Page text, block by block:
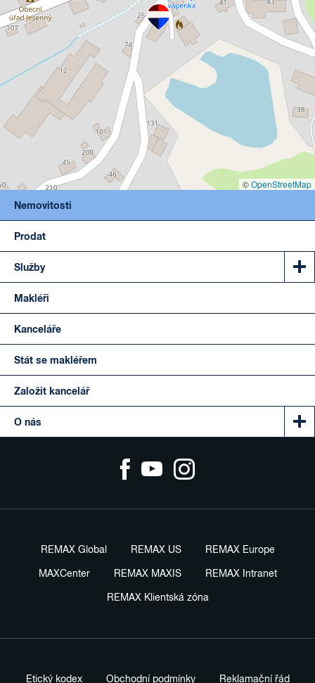
©OpenStreetMap
Nemovitosti
Prodat
Služby
Makléři
Kanceláře
Stát se makléřem
Založit kancelář
O nás
REMAX Global REMAX US REMAX Europe
MAXCenter REMAX MAXIS REMAX Intranet
REMAX Klientská zóna
Etický kodex Obchodní podmínky Reklamační řád